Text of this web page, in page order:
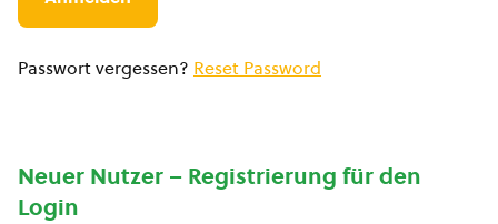
Passwort vergessen? Reset Password
Neuer Nutzer – Registrierung für den
Login